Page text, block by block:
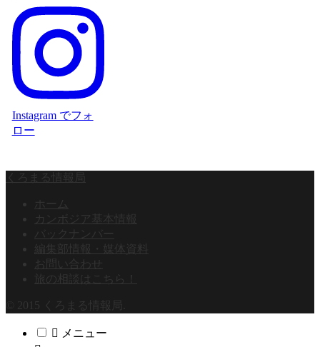
Instagram でフォ
ロー
くろまる情報局
ホーム
カンボジア基本情報
バックナンバー
編集部情報・媒体資料
お問い合わせ
旅の相談はこちら！
© 2015 くろまる情報局.
メニュー